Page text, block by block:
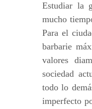
Estudiar la
mucho
Para el
barbarie
valores
sociedad
todo lo
imperfecto